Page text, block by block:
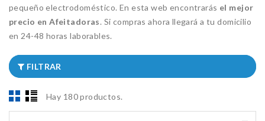
pequeño electrodoméstico. En esta web encontrarás el mejor
precio en Afeitadoras. Si compras ahora llegará a tu domicilio
en 24-48 horas laborables.
FILTRAR
Hay 180 productos.